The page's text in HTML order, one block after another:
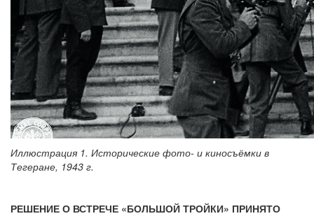
Иллюстрация 1. Исторические фото- и киносъёмки в
Тегеране, 1943 г.
РЕШЕНИЕ О ВСТРЕЧЕ «БОЛЬШОЙ ТРОЙКИ» ПРИНЯТО